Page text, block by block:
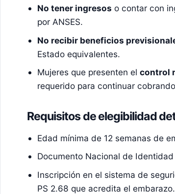
No tener ingresos o contar con
por ANSES.
No recibir beneficios
Estado equivalentes.
Mujeres que presenten elcontrol
requerido para continuar
Requisitos de elegibilidad
Edad mínima de 12 semanas de
Documento Nacional de
Inscripción en el sistema de
PS 2.68 que acredita el embarazo.